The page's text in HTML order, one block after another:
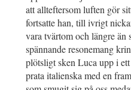
att allteftersom luften gör
fortsatte han, till ivrigt
vara tvärtom och längre
spännande resonemang
plötsligt sken Luca upp i
prata italienska med en